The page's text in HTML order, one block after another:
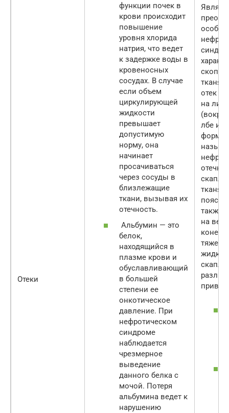
Отеки
функции почек в
крови происходит
повышение
уровня хлорида
натрия, что ведет
к задержке воды в
кровеносных
сосудах. В случае
если объем
циркулирующей
жидкости
превышает
допустимую
норму, она
начинает
просачиваться
через сосуды в
близлежащие
ткани, вызывая их
отечность.
Альбумин — это
белок,
находящийся в
плазме крови и
обуславливающий
в большей
степени ее
онкотическое
давление. При
нефротическом
синдроме
наблюдается
чрезмерное
выведение
данного белка с
мочой. Потеря
альбумина ведет к
нарушению
отек
на
лбе и
также
на